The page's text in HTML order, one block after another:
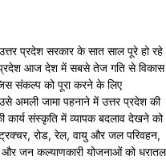
प्रदेश सरकार के सात साल पूरे हो रहे
प्रदेश आज देश में सबसे तेज गति से विकास
संकल्प को पूरा करने के लिए
अमली जामा पहनाने में उत्तर प्रदेश की
कार्य संस्कृति में व्यापक बदलाव देखने को
रोड, रेल, वायु और जल परिवहन,
जन कल्याणकारी योजनाओं को धरातल